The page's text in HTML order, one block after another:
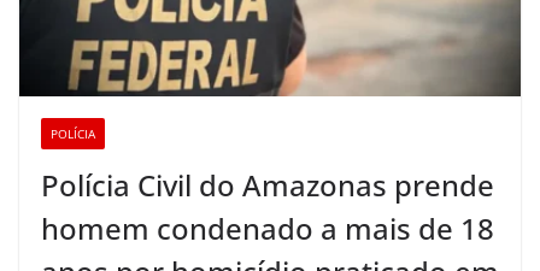
POLÍCIA
Polícia Civil do Amazonas prende
homem condenado a mais de 18